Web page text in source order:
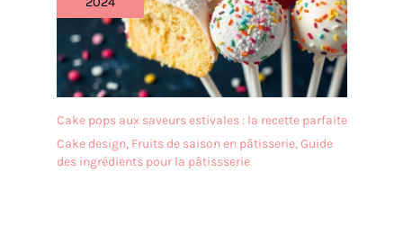
Cake pops aux saveurs estivales : la recette parfaite
Cake design, Fruits de saison en pâtisserie,Guide
des ingrédients pour la pâtissserie